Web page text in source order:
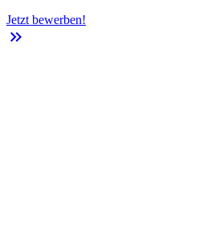
Jetzt bewerben!
keyboard_double_arrow_right